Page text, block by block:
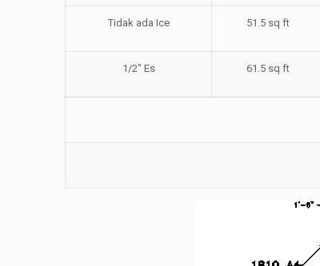
Tidak ada Ice 51.5 sq ft
1/2″ Es 61.5 sq ft